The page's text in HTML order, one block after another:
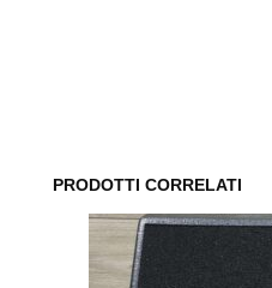
PRODOTTI CORRELATI